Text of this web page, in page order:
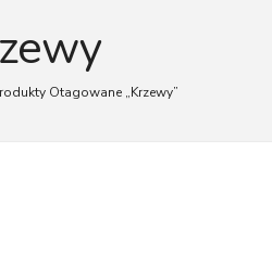
Otagowane „Krzewy”